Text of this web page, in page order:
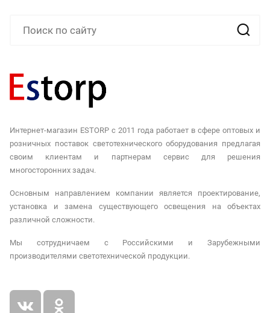
Интернет-магазин ESTORP с 2011 года работает в сфере оптовых и
розничных поставок светотехнического оборудования предлагая
своим клиентам и партнерам сервис для решения
многосторонних задач.
Основным направлением компании является проектирование,
установка и замена существующего освещения на объектах
различной сложности.
Мы сотрудничаем с Российскими и Зарубежными
производителями светотехнической продукции.